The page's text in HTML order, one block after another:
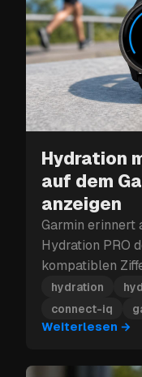
Hydration
auf dem
anzeigen
Garmin erinnert
Hydration PRO
kompatiblen
hydration
connect-iq
Weiterlesen →